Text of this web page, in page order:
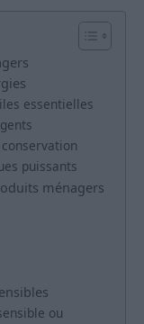
essentielles
puissants
ménagers
ou